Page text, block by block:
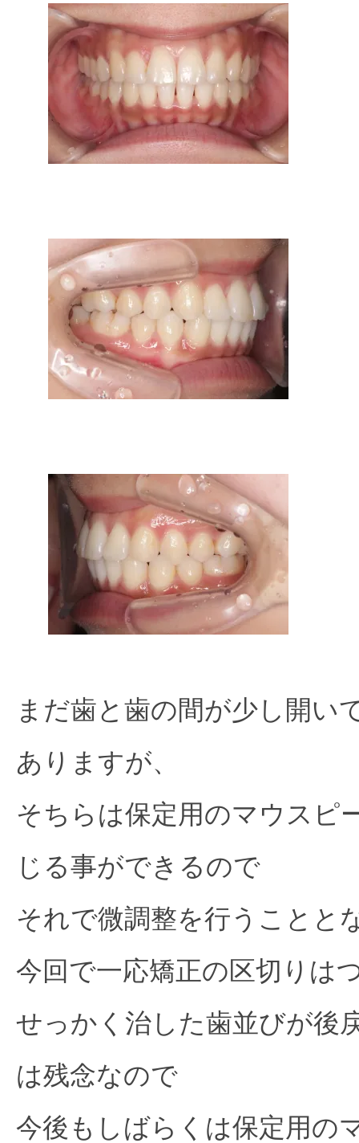
まだ歯と歯の間が少し開い
ありますが、
そちらは保定用のマウスピ
じる事ができるので
それで微調整を行うことと
今回で一応矯正の区切りは
せっかく治した歯並びが後
は残念なので
今後もしばらくは保定用の